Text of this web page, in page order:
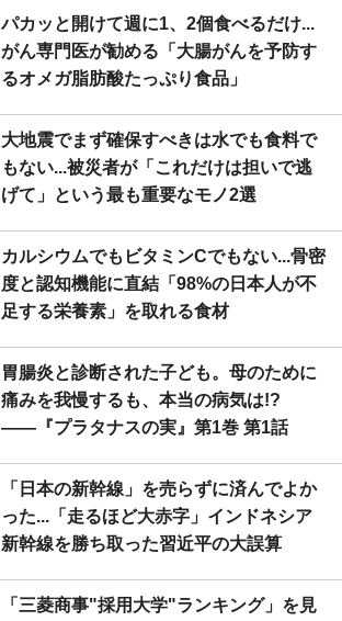
パカッと開けて週に1、2個食べるだけ...
がん専門医が勧める「大腸がんを予防す
るオメガ脂肪酸たっぷり食品」
大地震でまず確保すべきは水でも食料で
もない...被災者が「これだけは担いで逃
げて」という最も重要なモノ2選
カルシウムでもビタミンCでもない...骨密
度と認知機能に直結「98%の日本人が不
足する栄養素」を取れる食材
胃腸炎と診断された子ども。母のために
痛みを我慢するも、本当の病気は!?
――『プラタナスの実』第1巻 第1話
「日本の新幹線」を売らずに済んでよか
った...「走るほど大赤字」インドネシア
新幹線を勝ち取った習近平の大誤算
「三菱商事"採用大学"ランキング」を見